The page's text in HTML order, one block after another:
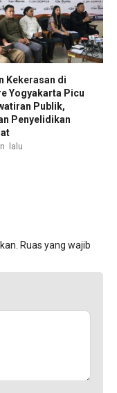
Kekerasan di
Yogyakarta Picu
Publik,
Penyelidikan
lalu
Ruas yang wajib